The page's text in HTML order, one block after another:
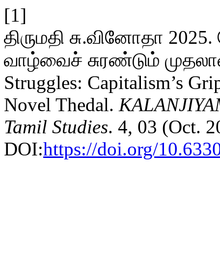
[1]
திருமதி சு.வினோதா
வாழ்வைச் சுரண்டும்
Struggles: Capitalism’s
Novel Thedal.
Tamil Studies. 4, 03 (Oct.
DOI:https://doi.org/